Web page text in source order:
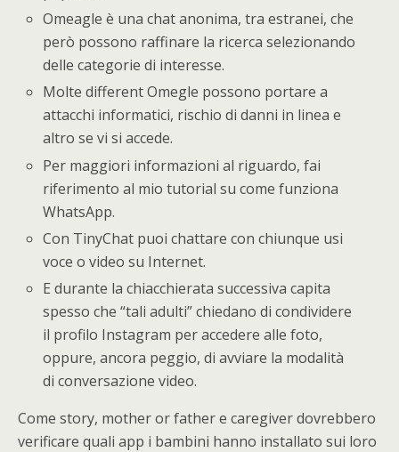
Omeagle è una chat anonima, tra estranei, che
però possono raffinare la ricerca selezionando
delle categorie di interesse.
Molte different Omegle possono portare a
attacchi informatici, rischio di danni in linea e
altro se vi si accede.
Per maggiori informazioni al riguardo, fai
riferimento al mio tutorial su come funziona
WhatsApp.
Con TinyChat puoi chattare con chiunque usi
voce o video su Internet.
E durante la chiacchierata successiva capita
spesso che “tali adulti” chiedano di condividere
il profilo Instagram per accedere alle foto,
oppure, ancora peggio, di avviare la modalità
di conversazione video.
Come story, mother or father e caregiver dovrebbero
verificare quali app i bambini hanno installato sui loro